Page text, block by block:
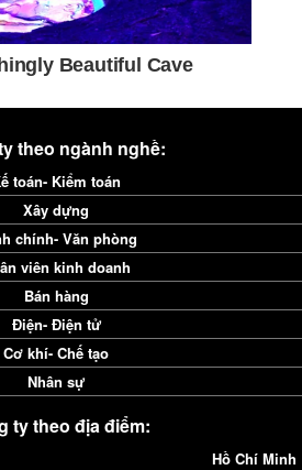
theo ngành nghề:
toán- Kiểm toán
Xây dựng
chính- Văn phòng
viên kinh doanh
Bán hàng
Điện- Điện tử
Cơ khí- Chế tạo
Nhân sự
ty theo địa điểm:
Hồ Chí Minh